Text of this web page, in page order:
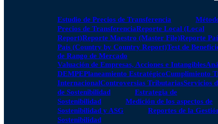
Estudio de Precios de Transferencia
Precios de TransferenciaReporte Local (Local
Report)Reporte Maestro (Master File)Reporte
País (Country by Country Report)Test de
de Rango de Mercado
Valuación de Empresas, Acciones e Intangibles
DEMPEPlaneamiento EstratégicoCumplimiento
InternacionalControversias TributariasServicios
de Sostenibilidad
Estrategia de
Sostenibilidad
Medición de los aspectos de
Sostenibilidad y ASG
Reportes de la
Sostenibilidad